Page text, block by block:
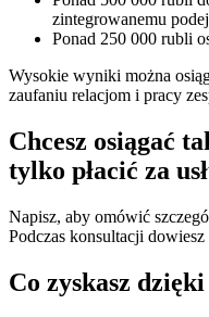
zintegrowanemu
Ponad 250 000 rubli
Wysokie wyniki można
zaufaniu relacjom i pracy
Chcesz osiągać
tylko płacić za
Napisz, aby omówić
Podczas konsultacji dowiesz
Co zyskasz